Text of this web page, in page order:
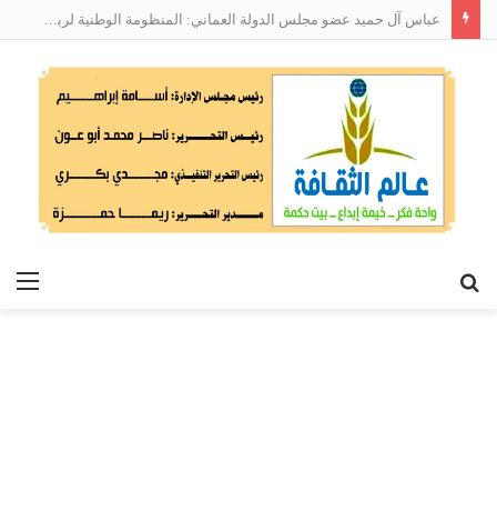
عباس آل حميد عضو مجلس الدولة العماني: المنظومة الوطنية لربط التوظيف بالمهارات تعالج البطالة من جذورها